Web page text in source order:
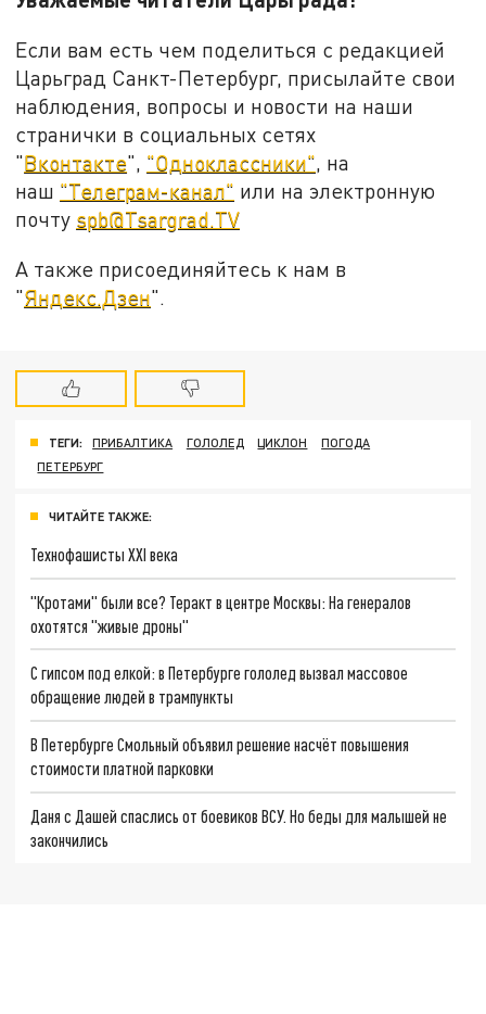
Если вам есть чем поделиться с редакцией
Царьград Санкт-Петербург, присылайте свои
наблюдения, вопросы и новости на наши
странички в социальных сетях
"Вконтакте", "Одноклассники", на
наш "Телеграм-канал" или на электронную
почту spb@Tsargrad.TV
А также присоединяйтесь к нам в
"Яндекс.Дзен".
ТЕГИ: ПРИБАЛТИКА ГОЛОЛЕД ЦИКЛОН
ПОГОДА
ПЕТЕРБУРГ
ЧИТАЙТЕ ТАКЖЕ:
Технофашисты XXI века
"Кротами" были все? Теракт в центре Москвы: На генералов
охотятся "живые дроны"
С гипсом под елкой: в Петербурге гололед вызвал массовое
обращение людей в трампункты
В Петербурге Смольный объявил решение насчёт повышения
стоимости платной парковки
Даня с Дашей спаслись от боевиков ВСУ. Но беды для малышей не
закончились